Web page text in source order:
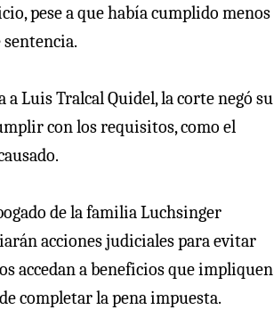
pese a que había cumplido menos
sentencia.
a Luis Tralcal Quidel, la corte negó su
con los requisitos, como el
de la familia Luchsinger
acciones judiciales para evitar
accedan a beneficios que impliquen
completar la pena impuesta.